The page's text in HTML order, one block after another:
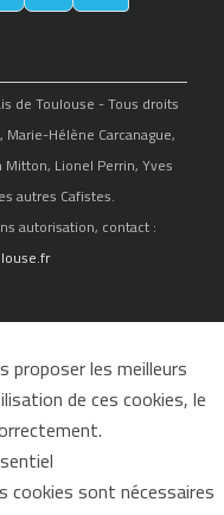
de Toulouse - Tous droits
Hélène Carcanague,
Lionel Perrin, Yves
autres Cafistes.
autorisation, contact :
proposer les meilleurs
de ces cookies, le
cookies sont nécessaires